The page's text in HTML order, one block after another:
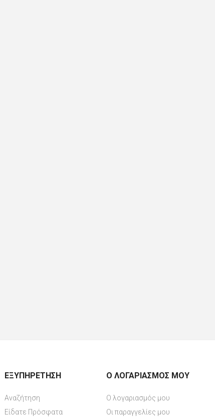
ΕΞΥΠΗΡΈΤΗΣΗ
Αναζήτηση
Είδατε Πρόσφατα
Ο ΛΟΓΑΡΙΑΣΜΌΣ ΜΟΥ
Ο λογαριασμός μου
Οι παραγγελίες μου